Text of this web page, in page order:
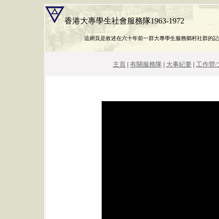
香港大專學生社會服務隊1963-1972
這網頁是敘述在六十年前一群大專學生服務鄉村社群的
主頁 | 有關服務隊 | 大事紀要 | 工作營/